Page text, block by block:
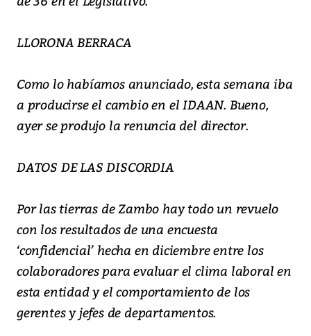
LLORONA BERRACA
Como lo habíamos anunciado, esta semana iba
a producirse el cambio en el IDAAN. Bueno,
ayer se produjo la renuncia del director.
DATOS DE LAS DISCORDIA
Por las tierras de Zambo hay todo un revuelo
con los resultados de una encuesta
‘confidencial’ hecha en diciembre entre los
colaboradores para evaluar el clima laboral en
esta entidad y el comportamiento de los
gerentes y jefes de departamentos.